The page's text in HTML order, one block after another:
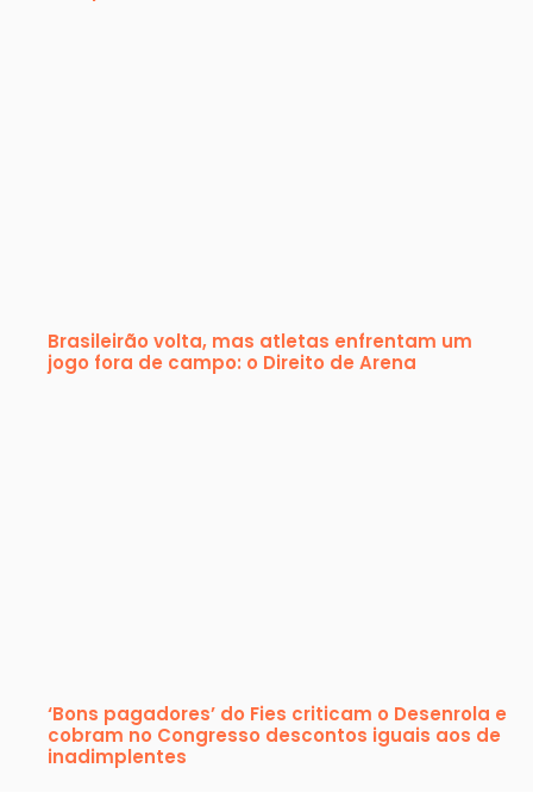
Brasileirão volta, mas atletas enfrentam um
jogo fora de campo: o Direito de Arena
‘Bons pagadores’ do Fies criticam o Desenrola e
cobram no Congresso descontos iguais aos de
inadimplentes